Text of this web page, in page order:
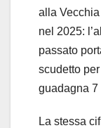
alla
nel 2025:
passato
scudetto
guadagna 7
La stessa